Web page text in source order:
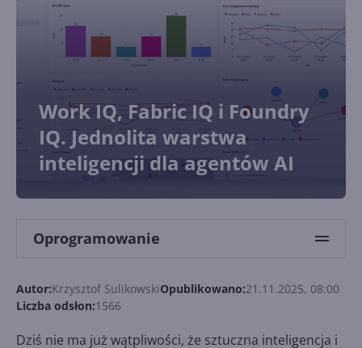
Work IQ, Fabric IQ i Foundry
IQ. Jednolita warstwa
inteligencji dla agentów AI
Oprogramowanie
Autor:Krzysztof SulikowskiOpublikowano:21.11.2025, 08:00
Liczba odsłon:1566
Dziś nie ma już wątpliwości, że sztuczna inteligencja i